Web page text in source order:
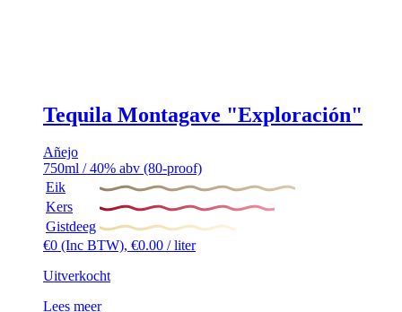
Tequila Montagave "Exploración"
Añejo
750ml / 40% abv (80-proof)
Eik
Kers
Gistdeeg
€0 (Inc BTW), €0.00 / liter
Uitverkocht
Lees meer